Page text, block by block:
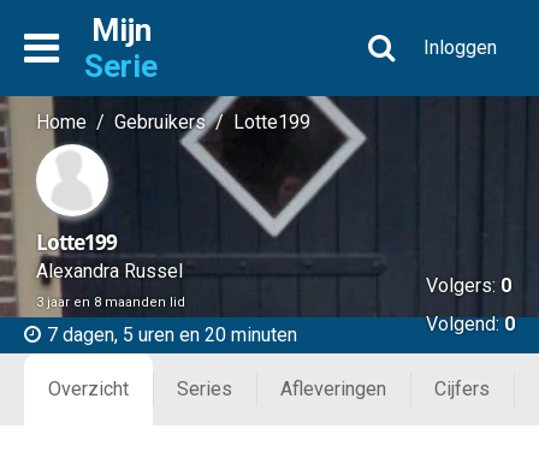
Mijn
Serie
Inloggen
Home / Gebruikers/ Lotte199
Lotte199
Alexandra Russel
3 jaar en 8 maanden lid
7 dagen, 5 uren en 20 minuten
Volgers: 0
Volgend:0
Overzicht Series Afleveringen Cijfers